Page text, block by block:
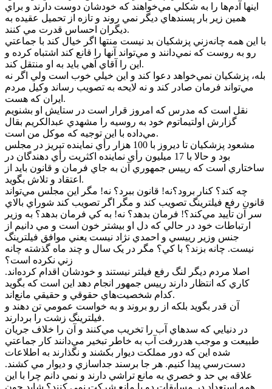
اينها آدم‌ها را به شکلي مي‌خواهند که خودشان دوست دارند و براي
همين زير بار پسندهاي ديگر نمي روند و تازه از تحميل عقيده به
ديگران احساس قدرت مي کنند.
با اين همه چانه‌زني پزشکيان بد نيست منتها اگر خيال کند با جماعتي
رو به روست که نمي‌دانند و مي‌تواند آنها را قانع کند اشتباه کرده و
اين را آقاي آهي بايد به او منتقل کند.
بله، پزشکيان نمي‌خواهد دعوا کند و اين خيلي خوب است ولي اگر نه
مي‌تواند فرمان صادر کند و نه لايحه به تصويب رساند وکيل مردم
ايران که هست.
نقل است که مدرس که امروز قرار است در ستايش او بشنويم
گزارش اولتيماتوم خود به روسيه را مشهدي عبدالکريم بقال
مي‌داده با اين توجيه که موکل من است.
مشعود پزشکيان تا ديروز با 100 هزار رأي نماينده تبريز در مجلس
بود و حالا با 17 ميليون رأي نماينده اکثريت رأي دهندگان در
ساختاري است که رييس جمهوري آن به جاي فرمان و قانون بايد از
اعتقاد و تلاش بگويد.
چه کند؟ کنار برود؟نه! قانون ببرد؟ نه! مگر اين مجلس مي‌تواند
قانون رفع فيلترينگ تصويب کند و مگر اگر تصويب کند شوراي بالاي
سر آن تأييد مي‌کند؟! فرمان بدهد؟ نه! به کي فرمان بدهد؟ به وزير
ارتباطات خود در حالي که دل او بيشتر خون است و مي دانيم از
جنس وزير رييسي و احمدي نژاد نيست يعني موافق فيلترينگ
نيست. چانه بزند؟ با کي‌؟ مگر در يک سال و چند ماه گذشته چانه
زني نکرده است؟
اصلا مردم ديگر لنگ رفع فيلتر نيستند و خودشان اقدام کرده‌اند.
کاري که انتظار دارند رييس جمهور انجام دهد اين است که بگويد
کدام شخصيت‌هاي حقوقي و حقيقي مانع‌اند.
آن قدر بگويد بلکه از رو بروند و به خواست عمومي تن دهند و
فيلترينگ زشت را بردارند.
در دنيايي که سدهاي آب را تخريب مي‌کنند و آن را خلاف جريان
طبيعت و موجب هدررفت آب به خاطر تبخير مي‌دانند کار جماعتي
شده اين که دور مملکت ديوار بکشند و نگذارند به اطلاعات
دست‌رسي پيدا کنيم. هر جا برسند جداسازي و ديوار مي کشند.
علاقه بي حد و خصري به مانع تراشي دارند و نمي دانم چرا با اين
همه استعداد در مسابقات دو با مانع شرکت نمي کنند؟ شايد چون